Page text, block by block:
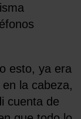
esto, ya era
la cabeza,
cuenta de